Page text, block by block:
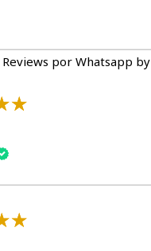
Reviews por Whatsapp by